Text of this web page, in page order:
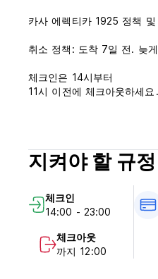
카사 에렉티카 1925 정책 및
취소 정책: 도착 7일 전. 늦
체크인은 14시부터
11시 이전에 체크아웃하세요
아침 식사는 포함되어 있지
통금 없음
애완 동물 반입 불가
지켜야 할 규정
체크인
14:00 - 23:00
체크아웃
까지 12:00